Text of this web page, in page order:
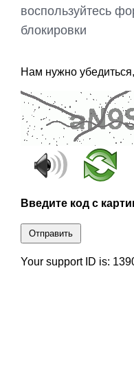
воспользуйтесь
блокировки
Нам нужно
Введите код с
Отправить
Your support ID is: